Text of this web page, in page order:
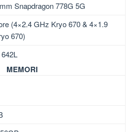
Snapdragon 778G 5G
(4×2.4 GHz Kryo 670 & 4×1.9
670)
MEMORI